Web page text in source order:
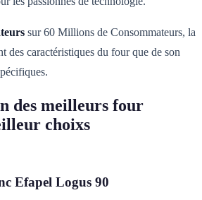
sur 60 Millions de Consommateurs, la
des caractéristiques du four que de son
des meilleurs four
choixs
Efapel Logus 90